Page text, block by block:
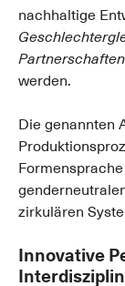
nachhaltige
Partnerschaften
werden.
Die genannten
zirkulären
Innovative